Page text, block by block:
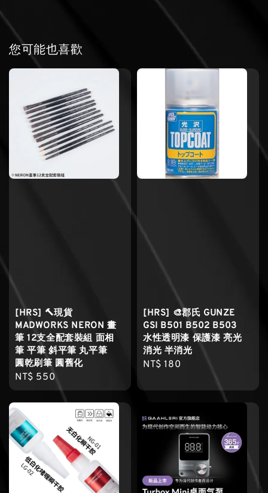
您可能也喜歡
[HRS] 🔨現貨
MADWORKS NERON 畫
筆 12支全配套裝組 面相
筆 平筆 斜平筆 丸平筆
圓乾刷筆 圓舊化
Regular
price
NT$ 550
[HRS] 🎨郡氏 GUNZE
GSI B501 B502 B503
水性透明漆 保護漆 亮光
消光 半消光
Regular
NT$ 180